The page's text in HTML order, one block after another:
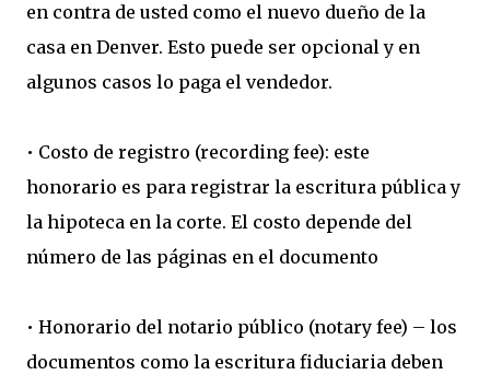
en contra de usted como el nuevo dueño de la
casa en Denver. Esto puede ser opcional y en
algunos casos lo paga el vendedor.
• Costo de registro (recording fee): este
honorario es para registrar la escritura pública y
la hipoteca en la corte. El costo depende del
número de las páginas en el documento
• Honorario del notario público (notary fee) – los
documentos como la escritura fiduciaria deben